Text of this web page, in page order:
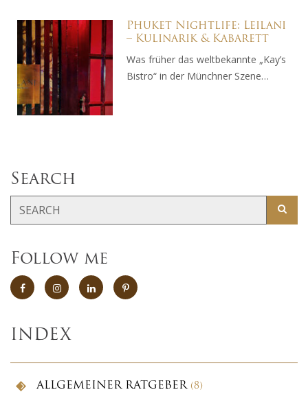
Phuket Nightlife: Leilani
– Kulinarik & Kabarett
Was früher das weltbekannte „Kay’s
Bistro“ in der Münchner Szene…
Search
Follow me
INDEX
ALLGEMEINER RATGEBER(8)